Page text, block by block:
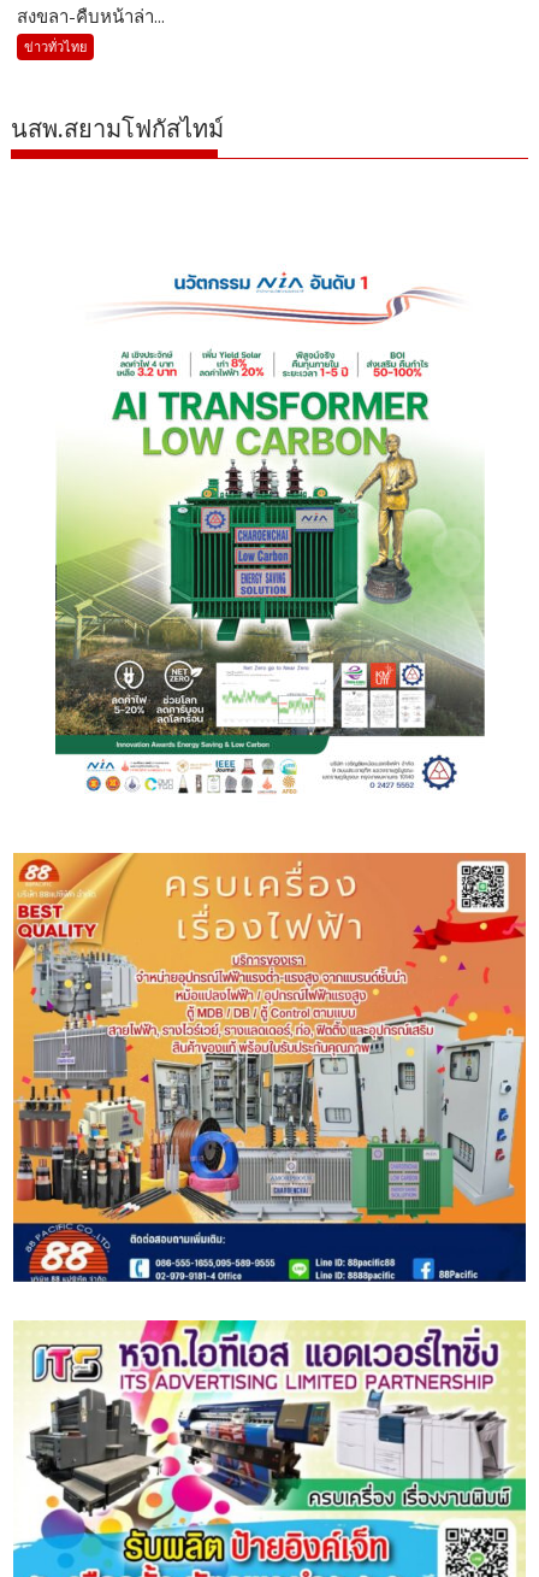
สงขลา-คืบหน้าล่า...
ข่าวทั่วไทย
นสพ.สยามโฟกัสไทม์